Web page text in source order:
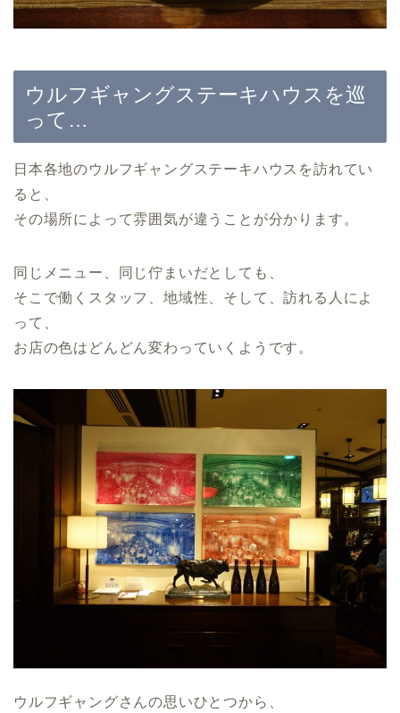
ウルフギャングステーキハウスを巡
って…
日本各地のウルフギャングステーキハウスを訪れてい
ると、
その場所によって雰囲気が違うことが分かります。
同じメニュー、同じ佇まいだとしても、
そこで働くスタッフ、地域性、そして、訪れる人によ
って、
お店の色はどんどん変わっていくようです。
ウルフギャングさんの思いひとつから、